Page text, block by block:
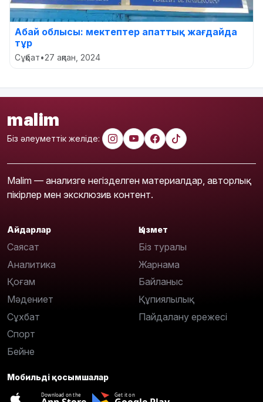
Абай облысы: мектептер апаттық жағдайда
тұр
Сұқбат•27 ақпан, 2024
malim
Біз әлеуметтік желіде:
Malim — анализге негізделген материалдар, авторлық
пікірлер мен эксклюзив контент.
Айдарлар
Саясат
Аналитика
Қоғам
Мәдениет
Сұхбат
Спорт
Бейне
Қызмет
Біз туралы
Жарнама
Байланыс
Құпиялылық
Пайдалану ережесі
Мобильді қосымшалар
Download on the Get it on